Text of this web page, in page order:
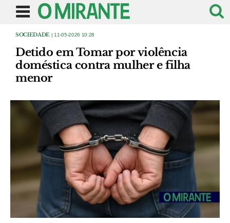
SOCIEDADE | 11-05-2026 10:28
Detido em Tomar por violência
doméstica contra mulher e filha
menor